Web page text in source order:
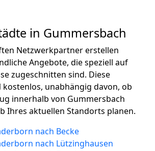
in Gummersbach
Netzwerkpartner erstellen
Angebote, die speziell auf
zugeschnitten sind. Diese
kostenlos, unabhängig davon, ob
innerhalb von Gummersbach
Ihres aktuellen Standorts planen.
nach Becke
nach Lützinghausen